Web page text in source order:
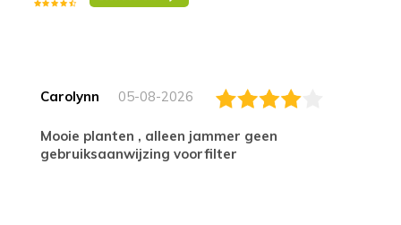
Carolynn 05-08-2026
Mooie planten , alleen jammer geen
gebruiksaanwijzing voorfilter